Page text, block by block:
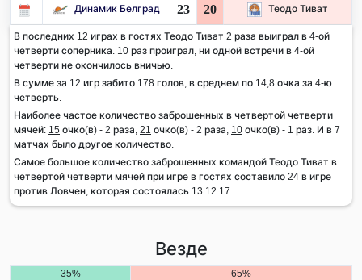
Динамик Белград 23 20 Теодо Тиват
В последних 12 играх в гостях Теодо Тиват 2 раза выиграл в 4-ой
четверти соперника. 10 раз проиграл, ни одной встречи в 4-ой
четверти не окончилось вничью.
В сумме за 12 игр забито 178 голов, в среднем по 14,8 очка за 4-ю
четверть.
Наиболее частое количество заброшенных в четвертой четверти
мячей: 15 очко(в) - 2 раза, 21 очко(в) - 2 раза, 10 очко(в) - 1 раз. И в 7
матчах было другое количество.
Самое большое количество заброшенных командой Теодо Тиват в
четвертой четверти мячей при игре в гостях составило 24 в игре
против Ловчен, которая состоялась 13.12.17.
Везде
35% 65%